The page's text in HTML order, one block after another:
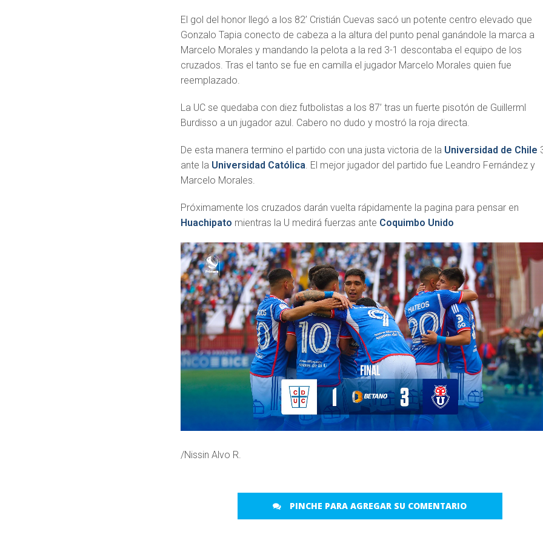
El gol del honor llegó a los 82’ Cristián Cuevas sacó un potente centro elevado que
Gonzalo Tapia conecto de cabeza a la altura del punto penal ganándole la marca a
Marcelo Morales y mandando la pelota a la red 3-1 descontaba el equipo de los
cruzados. Tras el tanto se fue en camilla el jugador Marcelo Morales quien fue
reemplazado.
La UC se quedaba con diez futbolistas a los 87’ tras un fuerte pisotón de Guillerml
Burdisso a un jugador azul. Cabero no dudo y mostró la roja directa.
De esta manera termino el partido con una justa victoria de la Universidad de Chile
ante la Universidad Católica. El mejor jugador del partido fue Leandro Fernández y
Marcelo Morales.
Próximamente los cruzados darán vuelta rápidamente la pagina para pensar en
Huachipato mientras la U medirá fuerzas ante Coquimbo Unido
/Nissin Alvo R.
PINCHE PARA AGREGAR SU COMENTARIO